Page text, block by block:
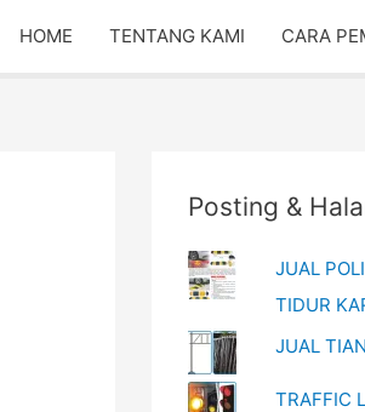
HOME TENTANG KAMI CARA
Posting &
JUAL
TIDUR
JUAL
TRAFFIC